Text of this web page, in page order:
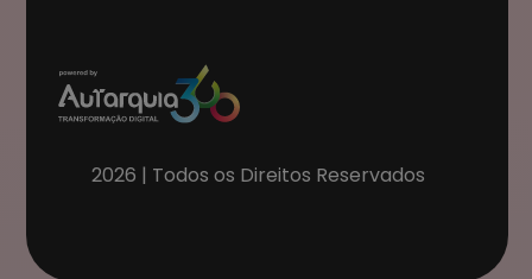
2026 | Todos os Direitos Reservados